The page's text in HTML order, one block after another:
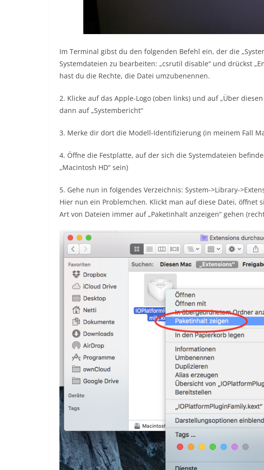
Im Terminal gibst du den folgenden Befehl ein, der die
Systemdateien zu bearbeiten: „csrutil disable“ und drückst
hast du die Rechte, die Datei umzubenennen.
2. Klicke auf das Apple-Logo (oben links) und auf „Über
dann auf „Systembericht“
3. Merke dir dort die Modell-Identifizierung (in meinem Fall
4. Öffne die Festplatte, auf der sich die Systemdateien
„Macintosh HD“ sein)
5. Gehe nun in folgendes Verzeichnis: System->Library-
Hier nun ein Problemchen. Klickt man auf diese Datei, öffnet
Art von Dateien immer auf „Paketinhalt anzeigen“ gehen